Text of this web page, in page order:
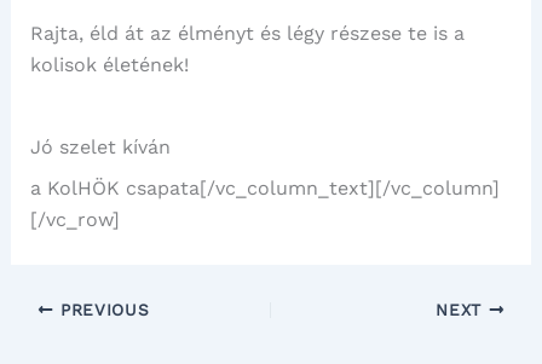
Rajta, éld át az élményt és légy részese te is a
kolisok életének!
Jó szelet kíván
a KolHÖK csapata[/vc_column_text][/vc_column]
[/vc_row]
PREVIOUS NEXT